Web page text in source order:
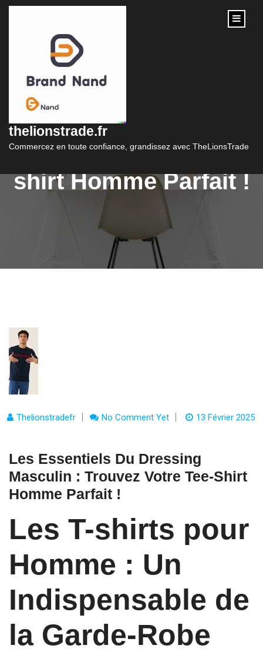
content
thelionstrade.fr
Commercez en toute confiance, grandissez avec TheLionsTrade
Les Essentiels du
Dressing Masculin :
Trouvez Votre Tee-
shirt Homme Parfait !
Thelionstradefr No Comment Yet 13 Février 2025
Les Essentiels Du Dressing
Masculin : Trouvez Votre Tee-Shirt
Homme Parfait !
Les T-shirts pour
Homme : Un
Indispensable de
la Garde-Robe